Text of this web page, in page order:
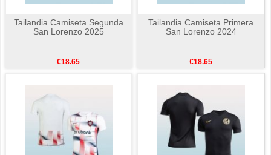
Tailandia Camiseta Segunda
San Lorenzo 2025
€18.65
Tailandia Camiseta Primera
San Lorenzo 2024
€18.65